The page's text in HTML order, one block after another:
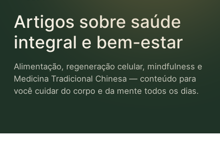
Artigos sobre saúde
integral e bem-estar
Alimentação, regeneração celular, mindfulness e
Medicina Tradicional Chinesa — conteúdo para
você cuidar do corpo e da mente todos os dias.